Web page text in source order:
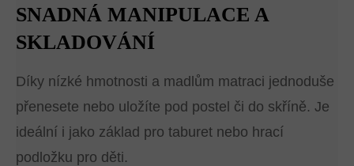
SNADNÁ MANIPULACE A
SKLADOVÁNÍ
Díky nízké hmotnosti a madlům matraci jednoduše
přenesete nebo uložíte pod postel či do skříně. Je
ideální i jako základ pro taburet nebo hrací
podložku pro děti.